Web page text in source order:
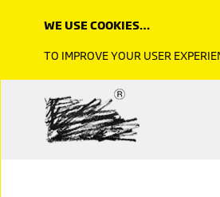
WE USE COOKIES…
TO IMPROVE YOUR USER